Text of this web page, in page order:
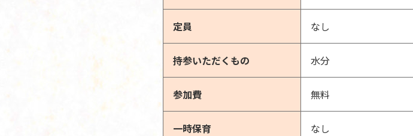
定員 なし
持参いただくもの 水分
参加費 無料
一時保育 なし